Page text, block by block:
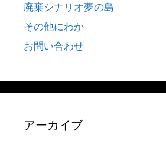
廃棄シナリオ夢の島
その他にわか
お問い合わせ
アーカイブ